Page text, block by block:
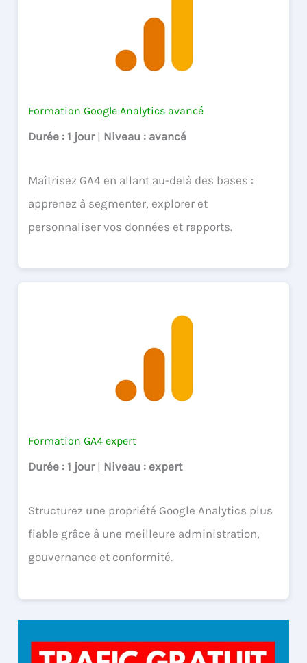
Formation Google Analytics avancé
Durée : 1 jour | Niveau : avancé
Maîtrisez GA4 en allant au-delà des bases :
apprenez à segmenter, explorer et
personnaliser vos données et rapports.
Formation GA4 expert
Durée : 1 jour | Niveau : expert
Structurez une propriété Google Analytics plus
fiable grâce à une meilleure administration,
gouvernance et conformité.